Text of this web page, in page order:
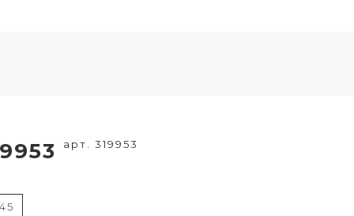
арт. 319953
45